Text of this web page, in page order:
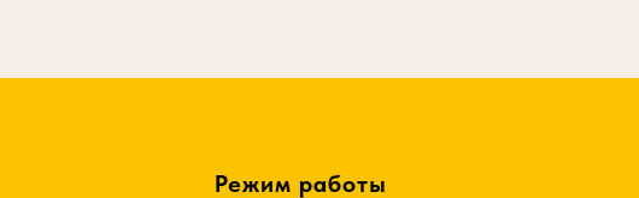
Режим работы